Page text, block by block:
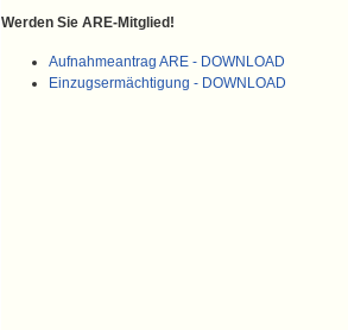
Werden Sie ARE-Mitglied!
Aufnahmeantrag ARE - DOWNLOAD
Einzugsermächtigung - DOWNLOAD